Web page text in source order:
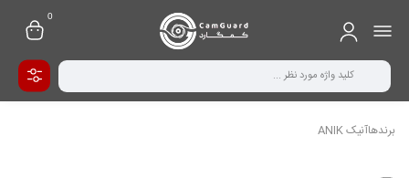
0
برندهاآنیک ANIK